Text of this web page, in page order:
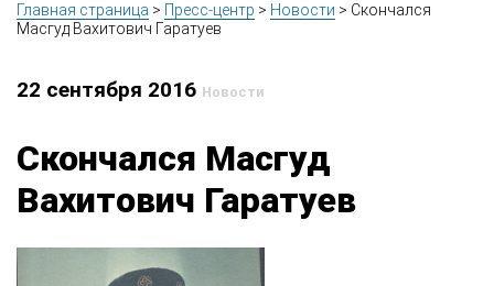
Главная страница > Пресс-центр > Новости > Скончался
Масгуд Вахитович Гаратуев
22 сентября 2016 Новости
Скончался Масгуд
Вахитович Гаратуев